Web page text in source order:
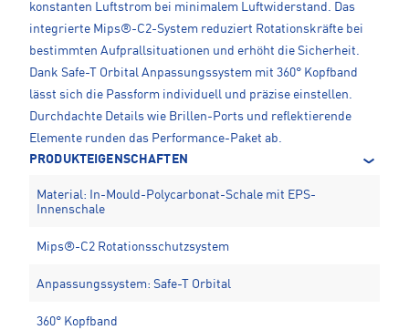
konstanten Luftstrom bei minimalem Luftwiderstand. Das
integrierte Mips®-C2-System reduziert Rotationskräfte bei
bestimmten Aufprallsituationen und erhöht die Sicherheit.
Dank Safe-T Orbital Anpassungssystem mit 360° Kopfband
lässt sich die Passform individuell und präzise einstellen.
Durchdachte Details wie Brillen-Ports und reflektierende
Elemente runden das Performance-Paket ab.
PRODUKTEIGENSCHAFTEN
Material: In-Mould-Polycarbonat-Schale mit EPS-
Innenschale
Mips®-C2 Rotationsschutzsystem
Anpassungssystem: Safe-T Orbital
360° Kopfband